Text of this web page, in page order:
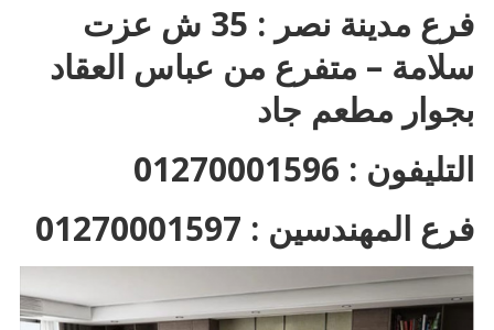
فرع مدينة نصر : 35 ش عزت
سلامة – متفرع من عباس العقاد
بجوار مطعم جاد
التليفون : 01270001596
فرع المهندسين : 01270001597